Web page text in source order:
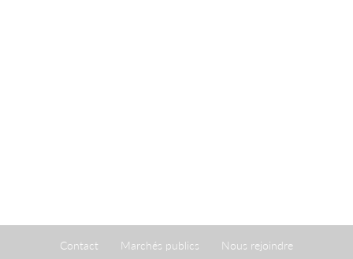
Contact Marchés publics Nous rejoindre